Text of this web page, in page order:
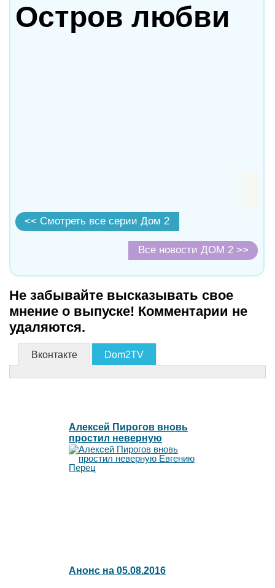
Остров любви
<< Смотреть все серии Дом 2
Все новости ДОМ 2 >>
Не забывайте высказывать свое
мнение о выпуске! Комментарии не
удаляются.
Вконтакте Dom2TV
Алексей Пирогов вновь
простил неверную
Евгению Перец
Анонс на 05.08.2016